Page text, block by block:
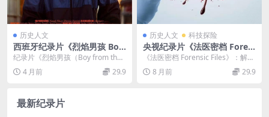
历史人文
西班牙纪录片《烈焰男孩 Boy
from the Blaze 2021》英语
中英双字 官方纯净版 1080P/
MKV/3.39G 悲惨事故幸存者
纪录片《烈焰男孩（Boy from the
Blaze）2021》简介 资源规格...
4 月前 29.9
历史人文 科技探险
央视纪录片《法医密档 Foren
sic Files》全10集 国语中字 1
080P/MP4/17.2G 法医纪录片
下载
《法医密档 Forensic Files》：解密
法医探案的神奇世界 央视纪录片
《...8 月前 29.9
最新纪录片